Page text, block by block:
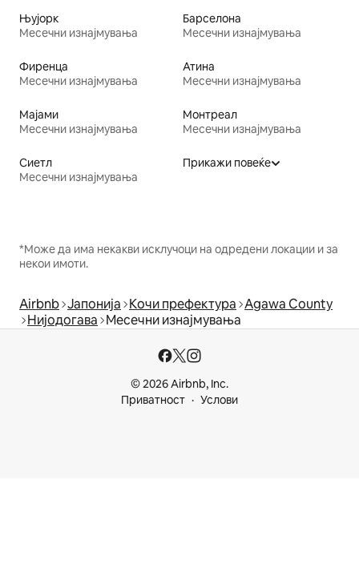
Њујорк
Месечни изнајмувања
Барселона
Месечни изнајмувања
Фиренца
Месечни изнајмувања
Атина
Месечни изнајмувања
Мајами
Месечни изнајмувања
Монтреал
Месечни изнајмувања
Сиетл
Месечни изнајмувања
Прикажи повеќе
*Може да има некакви исклучоци на одредени локации и за
некои имоти.
Airbnb Јапонија Кочи префектура Agawa County
Нијодогава Месечни изнајмувања
© 2026 Airbnb, Inc.
Приватност
Услови